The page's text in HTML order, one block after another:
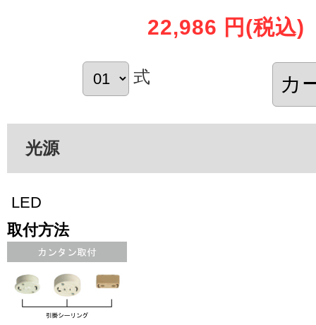
22,986 円 (税込)
式
光源
LED
取付方法